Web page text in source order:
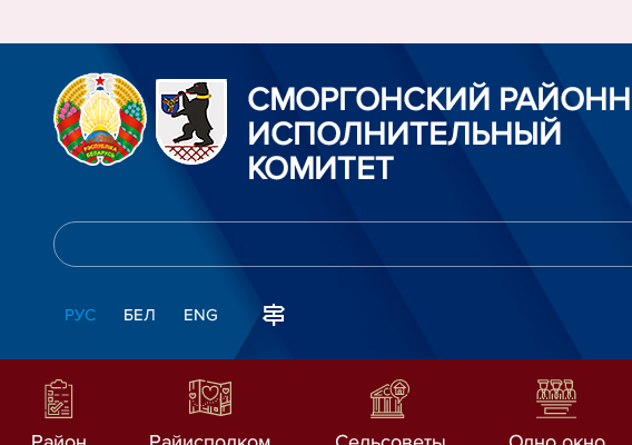
СМОРГОНСКИЙ
ИСПОЛНИТЕЛЬНЫЙ
КОМИТЕТ
РУС БЕЛ ENG